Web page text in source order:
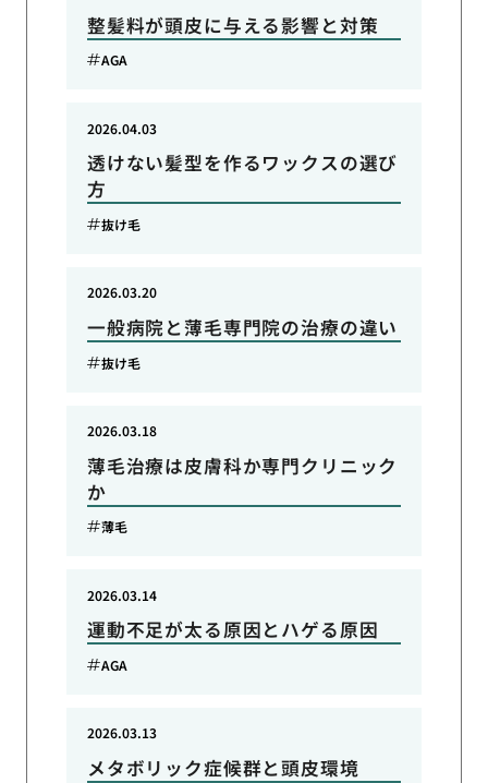
整髪料が頭皮に与える影響と対策
AGA
透けない髪型を作るワックスの選び
方
2026.04.03
抜け毛
一般病院と薄毛専門院の治療の違い
2026.03.20
抜け毛
薄毛治療は皮膚科か専門クリニック
か
2026.03.18
薄毛
運動不足が太る原因とハゲる原因
2026.03.14
AGA
メタボリック症候群と頭皮環境
2026.03.13